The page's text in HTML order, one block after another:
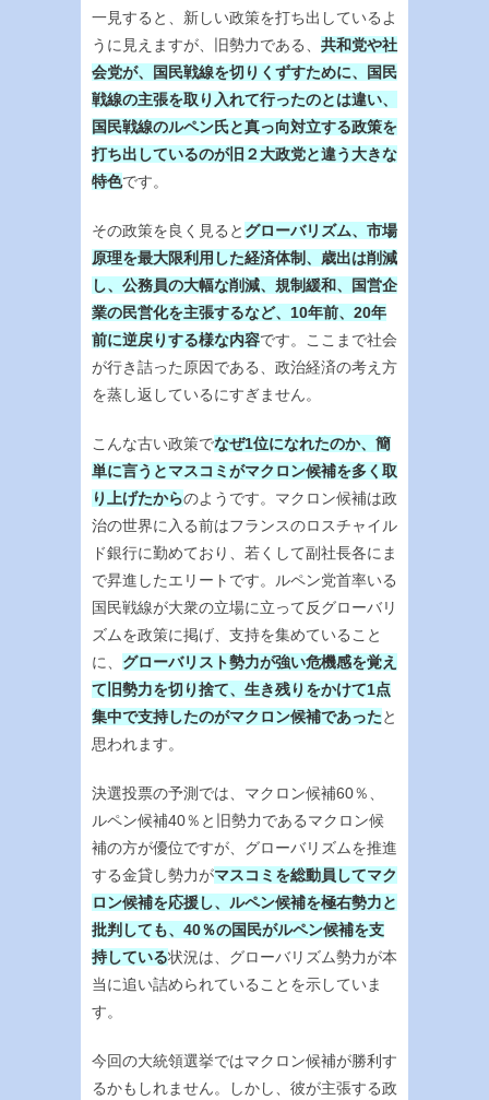
一見すると、新しい政策を打ち出しているよ
うに見えますが、旧勢力である、 共和党や社
会党が、国民戦線を切りくずすために、国民
戦線の主張を取り入れて行ったのとは違い、
国民戦線のルペン氏と真っ向対立する政策を
打ち出しているのが旧２大政党と違う大きな
特色です。
その政策を良く見ると グローバリズム、市場
原理を最大限利用した経済体制、歳出は削減
し、公務員の大幅な削減、規制緩和、国営企
業の民営化を主張するなど、10年前、20年
前に逆戻りする様な内容です。ここまで社会
が行き詰った原因である、政治経済の考え方
を蒸し返しているにすぎません。
こんな古い政策でなぜ1位になれたのか、簡
単に言うとマスコミがマクロン候補を多く取
り上げたからのようです。マクロン候補は政
治の世界に入る前はフランスのロスチャイル
ド銀行に勤めており、若くして副社長各にま
で昇進したエリートです。ルペン党首率いる
国民戦線が大衆の立場に立って反グローバリ
ズムを政策に掲げ、支持を集めていること
に、 グローバリスト勢力が強い危機感を覚え
て旧勢力を切り捨て、生き残りをかけて1点
集中で支持したのがマクロン候補であったと
思われます。
決選投票の予測では、マクロン候補60％、
ルペン候補40％と旧勢力であるマクロン候
補の方が優位ですが、グローバリズムを推進
する金貸し勢力がマスコミを総動員してマク
ロン候補を応援し、ルペン候補を極右勢力と
批判しても、40％の国民がルペン候補を支
持している状況は、グローバリズム勢力が本
当に追い詰められていることを示していま
す。
今回の大統領選挙ではマクロン候補が勝利す
るかもしれません。しかし、彼が主張する政